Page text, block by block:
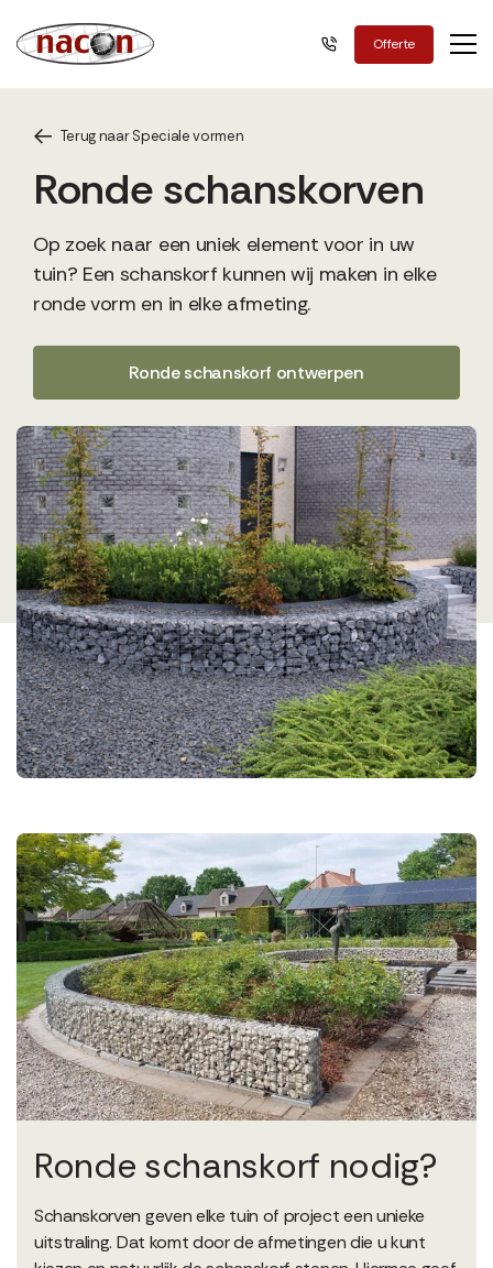
Offerte
Terug naar Speciale vormen
Ronde schanskorven
Op zoek naar een uniek element voor in uw
tuin? Een schanskorf kunnen wij maken in elke
ronde vorm en in elke afmeting.
Ronde schanskorf ontwerpen
Ronde schanskorf nodig?
Schanskorven geven elke tuin of project een unieke
uitstraling. Dat komt door de afmetingen die u kunt